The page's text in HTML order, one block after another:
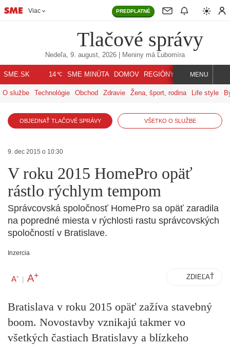
Viac PREDPLATNÉ
Tlačové správy
Nedeľa, 9. august, 2026 | Meniny má Ľubomíra
SME.SK 14℃ SME MINÚTA DOMOV REGIÓNY INDEX SVET
MENU
O službe Technológie Obchod Zdravie Žena, šport, rodina Life style
OBJEDNAŤ TLAČOVÉ SPRÁVY VŠETKO O SLUŽBE
9. dec 2015 o 10:30
V roku 2015 HomePro opäť
rástlo rýchlym tempom
Správcovská spoločnosť HomePro sa opäť zaradila
na popredné miesta v rýchlosti rastu správcovských
spoločností v Bratislave.
Inzercia
A- | A+ ZDIEĽAŤ
Bratislava v roku 2015 opäť zažíva stavebný
boom. Novostavby vznikajú takmer vo
všetkých častiach Bratislavy a blízkeho